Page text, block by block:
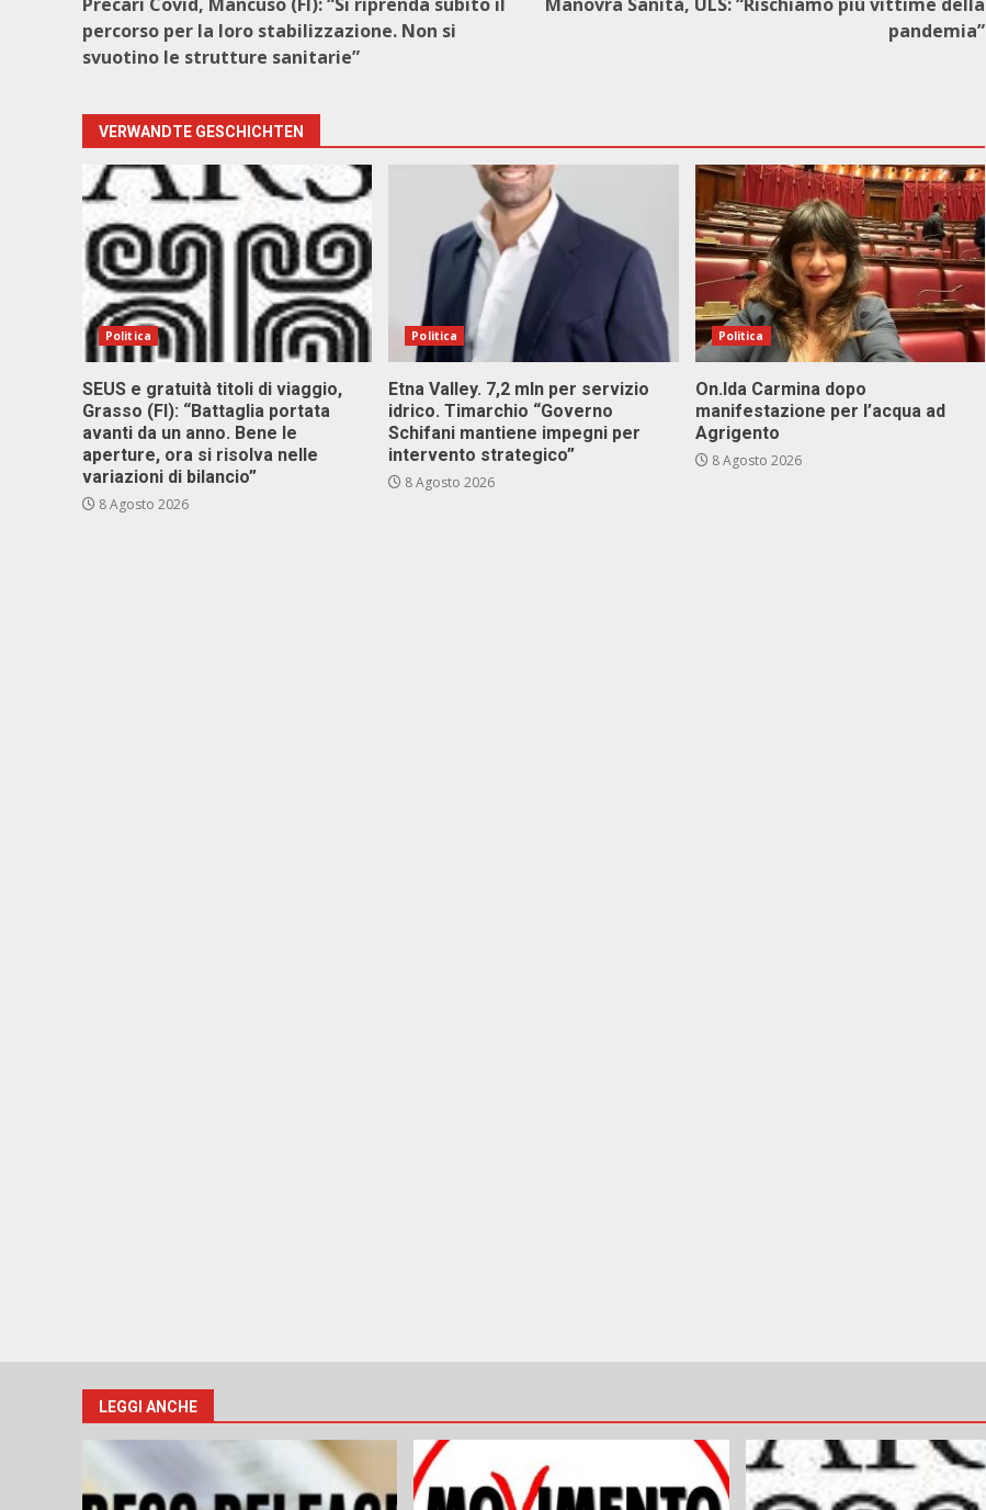
percorso per la loro stabilizzazione. Non si
svuotino le strutture sanitarie”
pandemia”
VERWANDTE GESCHICHTEN
Politica
SEUS e gratuità titoli di viaggio,
Grasso (FI): “Battaglia portata
avanti da un anno. Bene le
aperture, ora si risolva nelle
variazioni di bilancio”
8 Agosto 2026
Politica
Etna Valley. 7,2 mln per servizio
idrico. Timarchio “Governo
Schifani mantiene impegni per
intervento strategico”
8 Agosto 2026
Politica
On.Ida Carmina dopo
manifestazione per l’acqua ad
Agrigento
8 Agosto 2026
LEGGI ANCHE